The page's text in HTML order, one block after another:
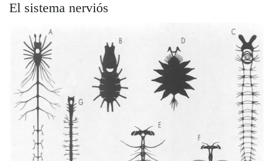
El sistema nerviós